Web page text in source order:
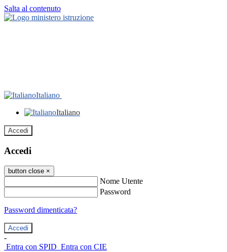
Salta al contenuto
Italiano
Italiano
Accedi
Accedi
button close ×
Nome Utente
Password
Password dimenticata?
-
Entra con SPID Entra con CIE